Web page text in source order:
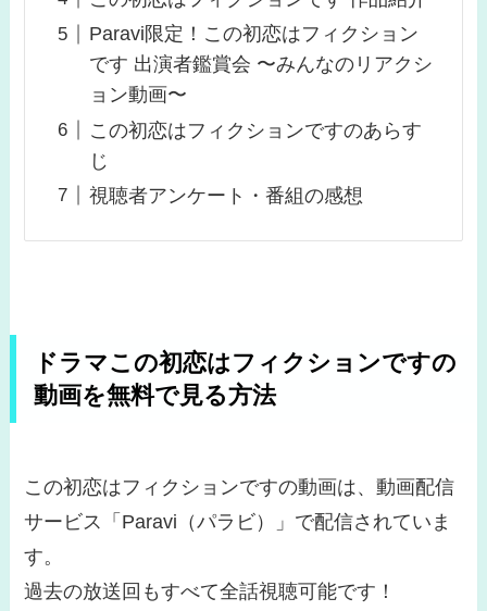
Paravi限定！この初恋はフィクション
です 出演者鑑賞会 〜みんなのリアクシ
ョン動画〜
この初恋はフィクションですのあらす
じ
視聴者アンケート・番組の感想
ドラマこの初恋はフィクションですの
動画を無料で見る方法
この初恋はフィクションですの動画は、動画配信
サービス「Paravi（パラビ）」で配信されていま
す。
過去の放送回もすべて全話視聴可能です！